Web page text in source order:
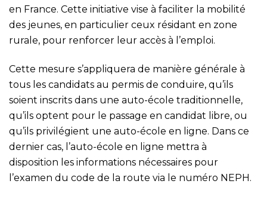
en France. Cette initiative vise à faciliter la mobilité
des jeunes, en particulier ceux résidant en zone
rurale, pour renforcer leur accès à l’emploi.
Cette mesure s’appliquera de manière générale à
tous les candidats au permis de conduire, qu’ils
soient inscrits dans une auto-école traditionnelle,
qu’ils optent pour le passage en candidat libre, ou
qu’ils privilégient une auto-école en ligne. Dans ce
dernier cas, l’auto-école en ligne mettra à
disposition les informations nécessaires pour
l’examen du code de la route via le numéro NEPH.